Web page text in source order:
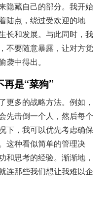
隐藏自己的部分。我开始
陆点，绕过受欢迎的地
长和发展。与此同时，我
不要随意暴露，让对方觉
中得出。
是“菜狗”
更多的战略方法。例如，
先击倒一个人，然后每个
下，我可以优先考虑确保
这种看似简单的管理决
和思考的经验。渐渐地，
连那些我们想让我难以企